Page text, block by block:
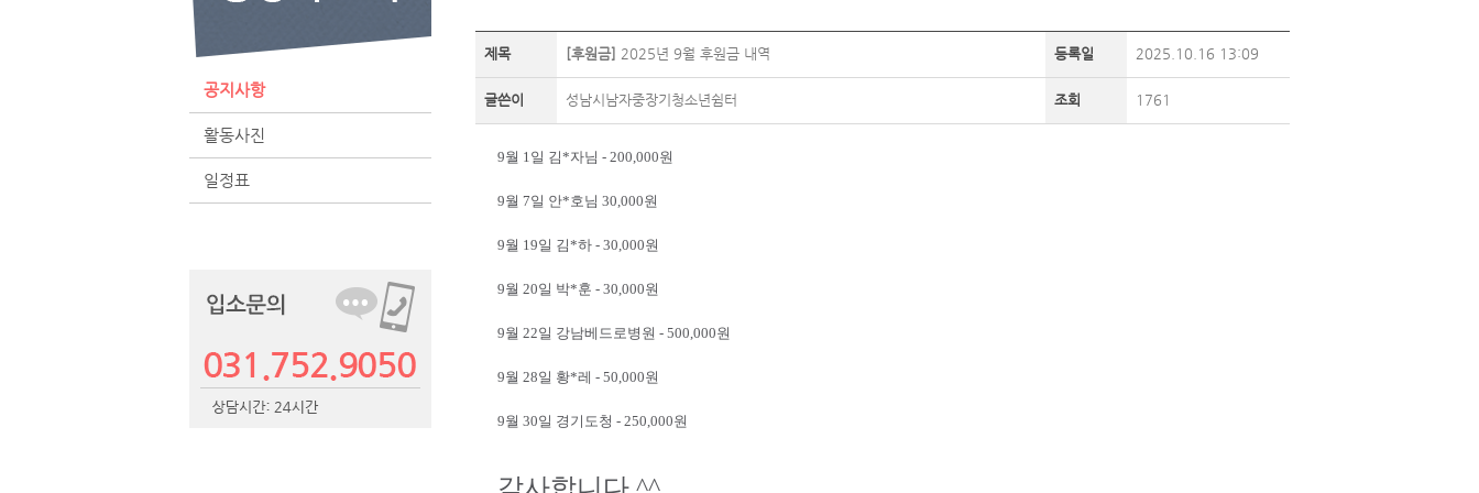
공지사항
활동사진
일정표
제목 [후원금] 2025년 9월 후원금 내역 등록일 2025.10.16 13:09
글쓴이 성남시남자중장기청소년쉼터 조회 1761
9월 1일 김*자님 - 200,000원
9월 7일 안*호님 30,000원
9월 19일 김*하 - 30,000원
9월 20일 박*훈 - 30,000원
9월 22일 강남베드로병원 - 500,000원
9월 28일 황*레 - 50,000원
9월 30일 경기도청 - 250,000원